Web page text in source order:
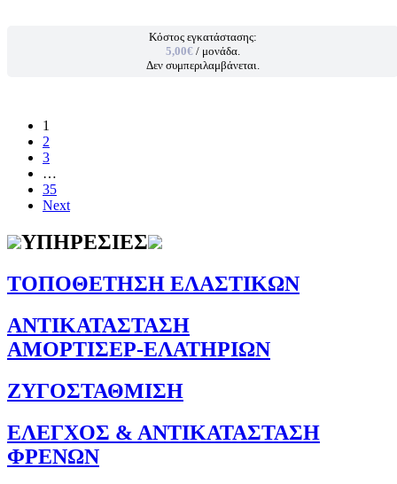
Κόστος εγκατάστασης:
5,00€ / μονάδα.
Δεν συμπεριλαμβάνεται.
1
2
3
…
35
Next
ΥΠΗΡΕΣΙΕΣ
ΤΟΠΟΘΕΤΗΣΗ ΕΛΑΣΤΙΚΩΝ
ΑΝΤΙΚΑΤΑΣΤΑΣΗ
ΑΜΟΡΤΙΣΕΡ-ΕΛΑΤΗΡΙΩΝ
ΖΥΓΟΣΤΑΘΜΙΣΗ
ΕΛΕΓΧΟΣ & ΑΝΤΙΚΑΤΑΣΤΑΣΗ
ΦΡΕΝΩΝ